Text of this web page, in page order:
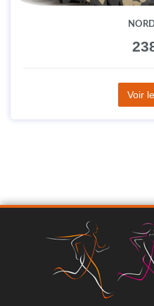
Voir